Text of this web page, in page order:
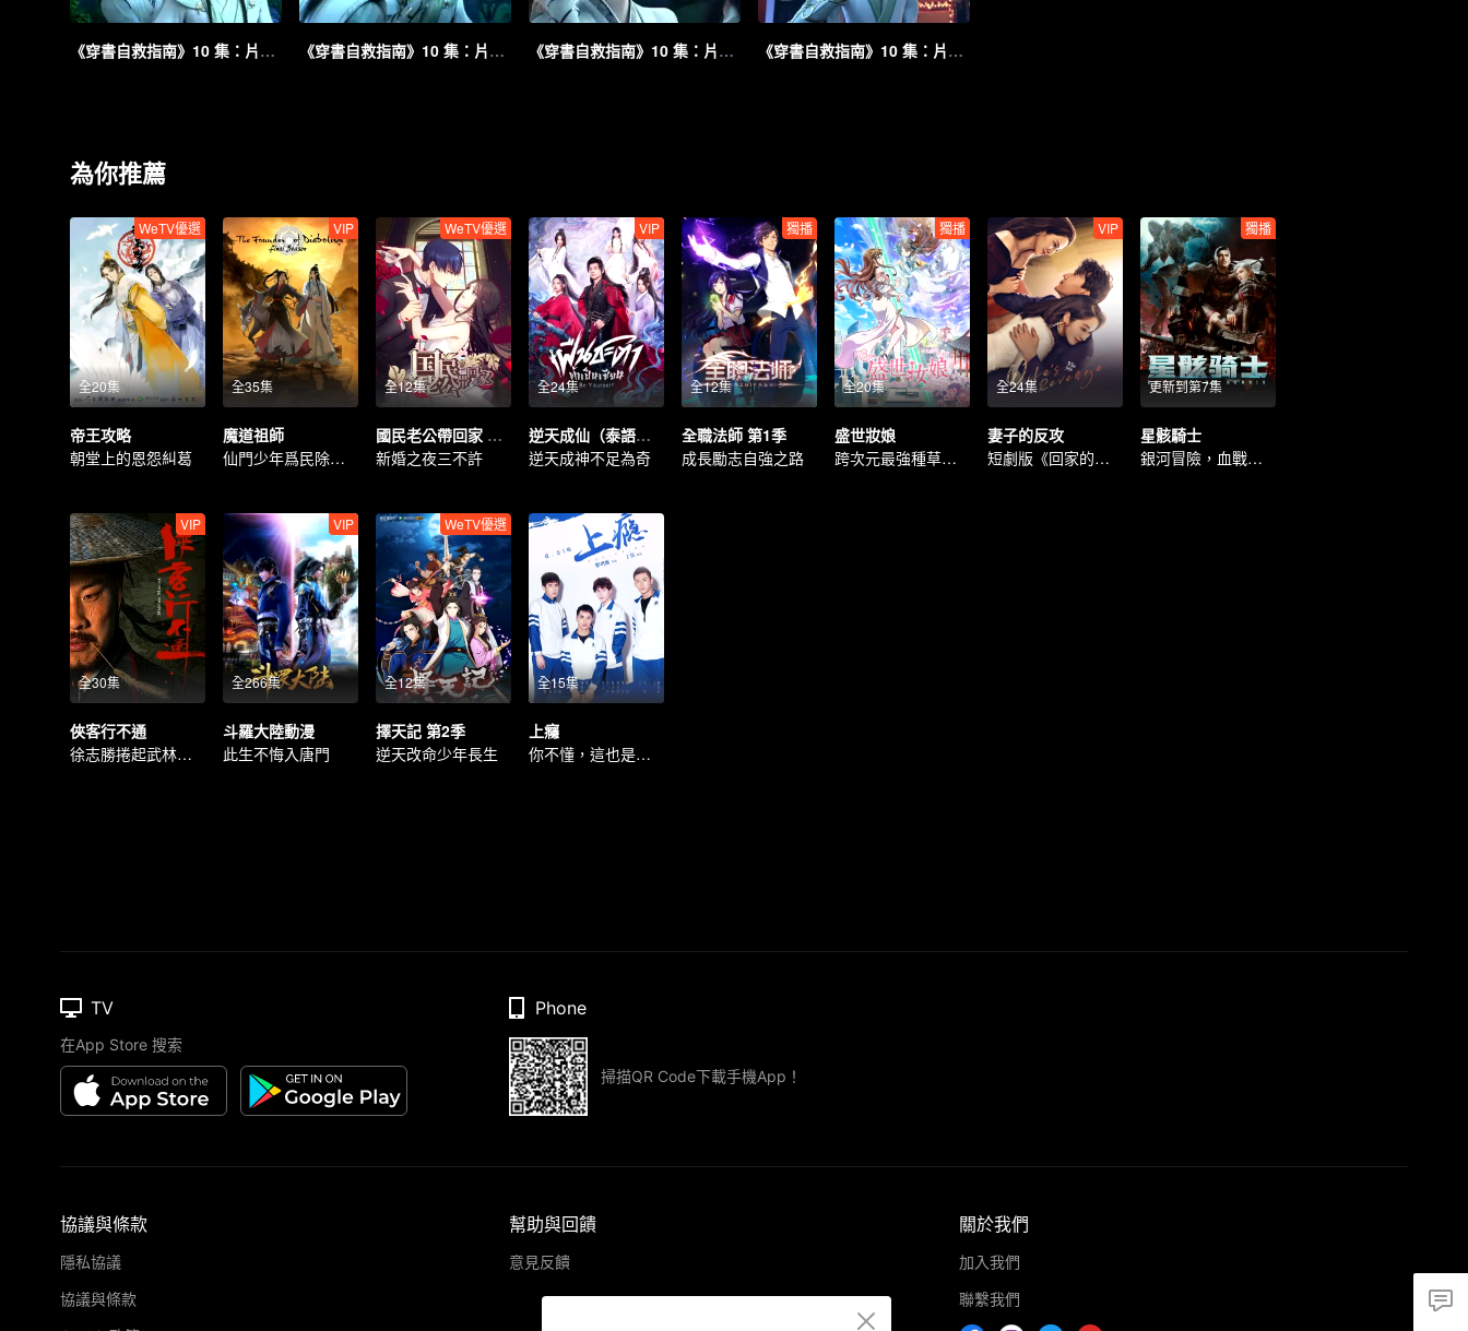
《穿書自救指南》10 集：片段 4 《穿書自救指南》10 集：片段 3 《穿書自救指南》10 集：片段 2 《穿書自救指南》10 集：片段 1
為你推薦
全20集
WeTV優選
帝王攻略
朝堂上的恩怨糾葛
全35集
VIP
魔道祖師
仙門少年爲民除害斬邪祟
全12集
WeTV優選
國民老公帶回家 第1季
新婚之夜三不許
全24集
VIP
逆天成仙（泰語版）
逆天成神不足為奇
全12集
獨播
全職法師 第1季
成長勵志自強之路
全20集
獨播
盛世妝娘
跨次元最強種草指南
全24集
VIP
妻子的反攻
短劇版《回家的誘惑》
更新到第7集
獨播
星骸騎士
銀河冒險，血戰星骸！
全30集
VIP
俠客行不通
徐志勝捲起武林爆笑風雲
全266集
VIP
斗羅大陸動漫
此生不悔入唐門
全12集
WeTV優選
擇天記 第2季
逆天改命少年長生
全15集
上癮
你不懂，這也是愛情
TV
在App Store 搜索
Phone
掃描QR Code下載手機App！
協議與條款
隱私協議
協議與條款
幫助與回饋
意見反饋
關於我們
加入我們
聯繫我們